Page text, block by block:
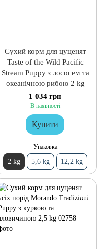
Сухий корм для цуценят
Taste of the Wild Pacific
Stream Puppy з лососем та
океанічною рибою 2 kg
1 034 грн
В наявності
Купити
Упаковка
2 kg 5,6 kg 12,2 kg